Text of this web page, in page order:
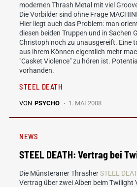
modernen Thrash Metal mit viel
Die Vorbilder sind ohne Frage
Hier liegt auch das Problem: man
diesen beiden Truppen und in Sachen
Christoph noch zu unausgereift. Eine
aus ihrem Können eigentlich mehr
"Casket Violence" zu hören ist.
vorhanden.
STEEL DEATH
VON PSYCHO 1. MAI 2008
NEWS
STEEL DEATH: Vertrag bei
Die Münsteraner ThrasherSTEEL
Vertrag über zwei Alben beim Twilight